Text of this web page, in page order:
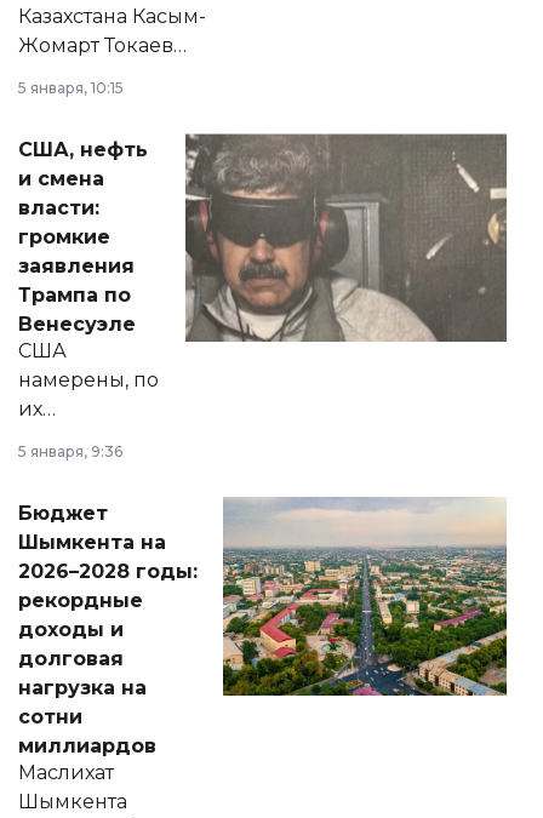
Казахстана Касым-
Жомарт Токаев
сразу несколько
актуальных тем —
от слухов о
политических
реформах до
вопросов армии,
экономики и
личного здоровья.
5 января, 10:15
США, нефть
и смена
власти:
громкие
заявления
Трампа по
Венесуэле
США
намерены, по
их
принести
народу
Венесуэлы.
5 января, 9:36
Бюджет
Шымкента на
2026–2028 годы:
рекордные
доходы и
долговая
нагрузка на
сотни
миллиардов
Маслихат
Шымкента